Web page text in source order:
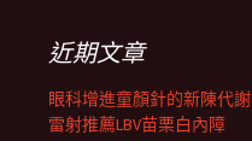
列近期文章
眼科增進童顏針的新陳代
雷射推薦LBV苗栗白內障